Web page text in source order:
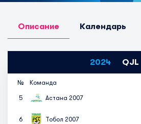
Описание Календарь
2024 QJL
№ Команда
5 Астана 2007
6 Тобол 2007